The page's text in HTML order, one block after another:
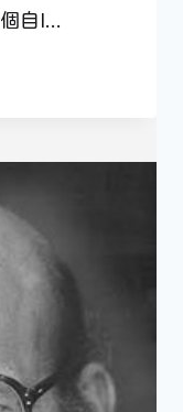
自I…